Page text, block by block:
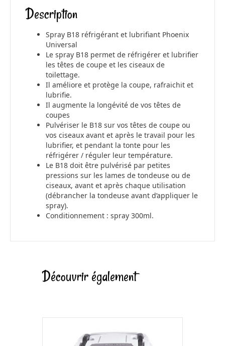
o
o
Description
Spray B18 réfrigérant et lubrifiant Phoenix
Universal
Le spray B18 permet de réfrigérer et lubrifier
les têtes de coupe et les ciseaux de
toilettage.
Il améliore et protège la coupe, rafraichit et
lubrifie.
Il augmente la longévité de vos têtes de
coupes
Pulvériser le B18 sur vos têtes de coupe ou
vos ciseaux avant et après le travail pour les
lubrifier, et pendant la tonte pour les
réfrigérer / réguler leur température.
Le B18 doit être pulvérisé par petites
pressions sur les lames de tondeuse ou de
ciseaux, avant et après chaque utilisation
(débrancher la tondeuse avant d’appliquer le
spray).
Conditionnement : spray 300ml.
Découvrir également